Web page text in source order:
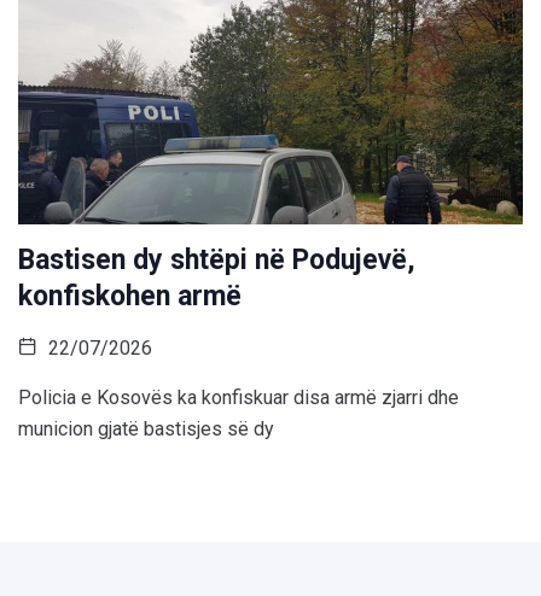
Bastisen dy shtëpi në Podujevë,
konfiskohen armë
22/07/2026
Policia e Kosovës ka konfiskuar disa armë zjarri dhe
municion gjatë bastisjes së dy